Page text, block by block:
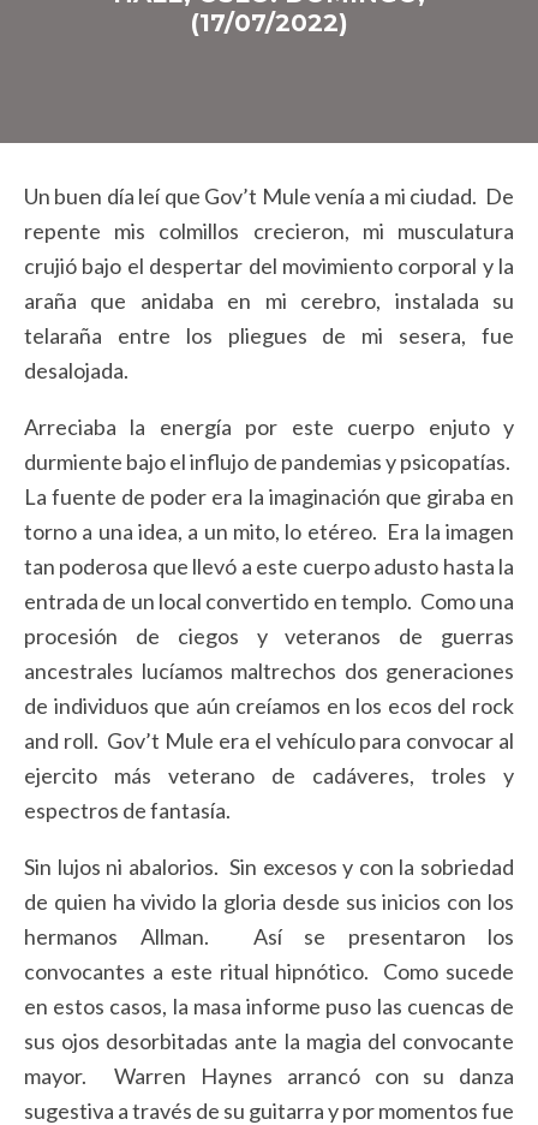
(17/07/2022)
Un buen día leí que Gov’t Mule venía a mi ciudad. De
repente mis colmillos crecieron, mi musculatura
crujió bajo el despertar del movimiento corporal y la
araña que anidaba en mi cerebro, instalada su
telaraña entre los pliegues de mi sesera, fue
desalojada.
Arreciaba la energía por este cuerpo enjuto y
durmiente bajo el influjo de pandemias y psicopatías.
La fuente de poder era la imaginación que giraba en
torno a una idea, a un mito, lo etéreo. Era la imagen
tan poderosa que llevó a este cuerpo adusto hasta la
entrada de un local convertido en templo. Como una
procesión de ciegos y veteranos de guerras
ancestrales lucíamos maltrechos dos generaciones
de individuos que aún creíamos en los ecos del rock
and roll. Gov’t Mule era el vehículo para convocar al
ejercito más veterano de cadáveres, troles y
espectros de fantasía.
Sin lujos ni abalorios. Sin excesos y con la sobriedad
de quien ha vivido la gloria desde sus inicios con los
hermanos Allman. Así se presentaron los
convocantes a este ritual hipnótico. Como sucede
en estos casos, la masa informe puso las cuencas de
sus ojos desorbitadas ante la magia del convocante
mayor. Warren Haynes arrancó con su danza
sugestiva a través de su guitarra y por momentos fue